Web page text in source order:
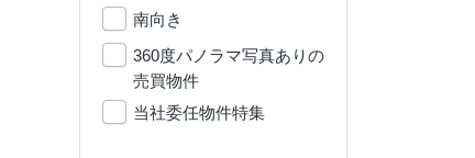
南向き
360度パノラマ写真ありの
売買物件
当社委任物件特集